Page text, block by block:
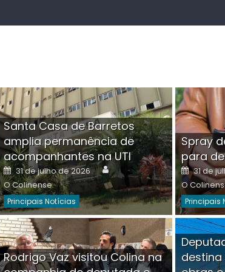
Boutique na Av. Ângelo
invadida por criminoso
Santa Casa de Barretos
amplia permanência de
acompanhantes na UTI
Posted
on
31 de julho de 2026 Author
O Colinense
Principais Notícias
Spray
para
Posted
on
31 de
O
Principais
Rodrigo Vaz visitou Colina na
destina